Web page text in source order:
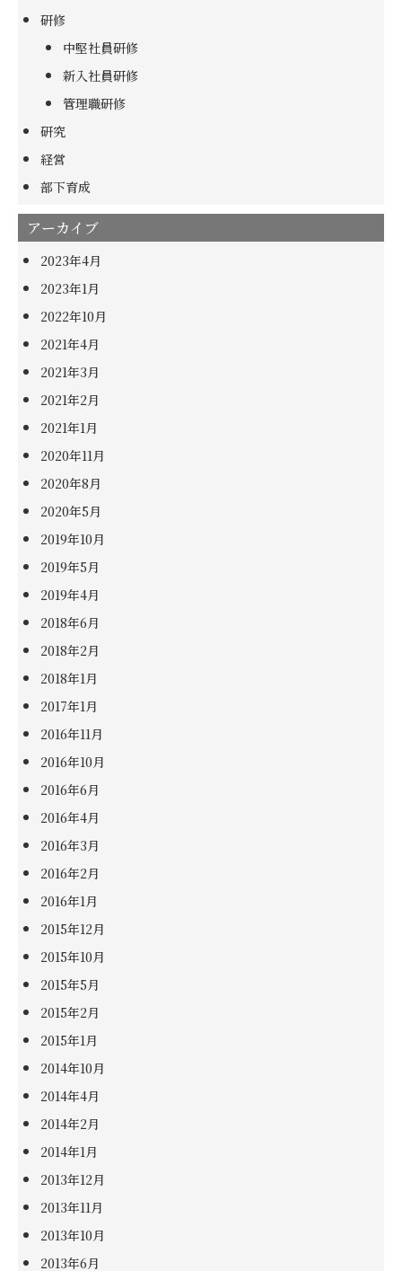
研修
中堅社員研修
新入社員研修
管理職研修
研究
経営
部下育成
アーカイブ
2023年4月
2023年1月
2022年10月
2021年4月
2021年3月
2021年2月
2021年1月
2020年11月
2020年8月
2020年5月
2019年10月
2019年5月
2019年4月
2018年6月
2018年2月
2018年1月
2017年1月
2016年11月
2016年10月
2016年6月
2016年4月
2016年3月
2016年2月
2016年1月
2015年12月
2015年10月
2015年5月
2015年2月
2015年1月
2014年10月
2014年4月
2014年2月
2014年1月
2013年12月
2013年11月
2013年10月
2013年6月